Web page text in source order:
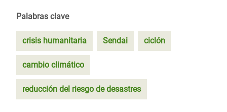
Palabras clave
crisis humanitaria Sendai ciclón
cambio climático
reducción del riesgo de desastres